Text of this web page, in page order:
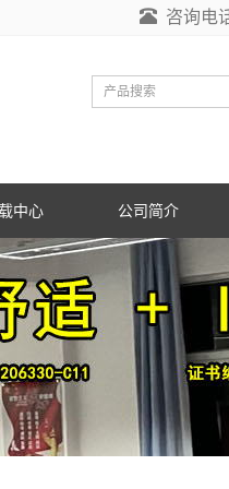
咨询电
中心 公司简介